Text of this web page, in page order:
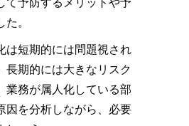
て予防するメリットや予
。
は短期的には問題視され
長期的には大きなリスク
業務が属人化している部
因を分析しながら、必要